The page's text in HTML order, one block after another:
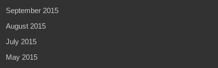
September 2015
August 2015
July 2015
May 2015